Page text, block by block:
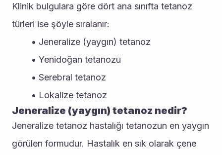
Klinik bulgulara göre dört ana sınıfta tetanoz
türleri ise şöyle sıralanır:
Jeneralize (yaygın) tetanoz
Yenidoğan tetanozu
Serebral tetanoz
Lokalize tetanoz
Jeneralize (yaygın) tetanoz nedir?
Jeneralize tetanoz hastalığı tetanozun en yaygın
görülen formudur. Hastalık en sık olarak çene